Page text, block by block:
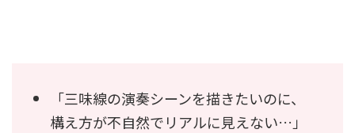
「三味線の演奏シーンを描きたいのに、
構え方が不自然でリアルに見えない…」